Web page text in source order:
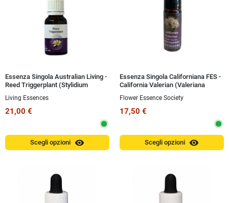
Essenza Singola Australian Living -
Reed Triggerplant (Stylidium
junceum) 15 ml
Living Essences
21,00 €
Scegli opzioni visibility
Essenza Singola Californiana FES -
California Valerian (Valeriana
Flower Essence Society
17,50 €
Scegli opzioni visibility